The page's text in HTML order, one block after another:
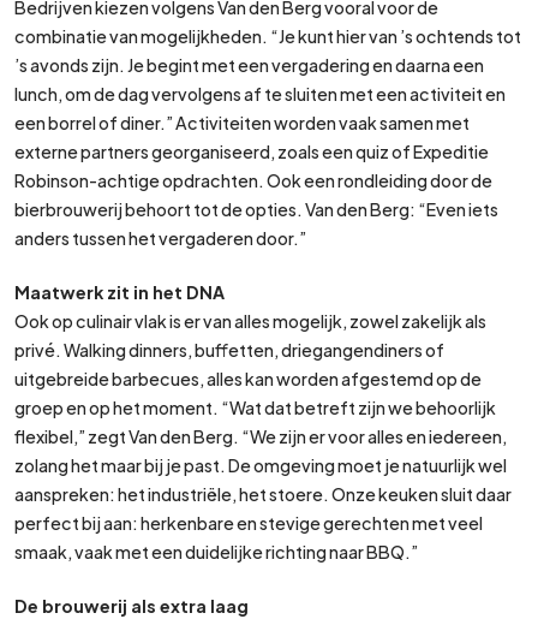
Bedrijven kiezen volgens Van den Berg vooral voor de
combinatie van mogelijkheden. “Je kunt hier van ’s ochtends tot
’s avonds zijn. Je begint met een vergadering en daarna een
lunch, om de dag vervolgens af te sluiten met een activiteit en
een borrel of diner.” Activiteiten worden vaak samen met
externe partners georganiseerd, zoals een quiz of Expeditie
Robinson-achtige opdrachten. Ook een rondleiding door de
bierbrouwerij behoort tot de opties. Van den Berg: “Even iets
anders tussen het vergaderen door.”
Maatwerk zit in het DNA
Ook op culinair vlak is er van alles mogelijk, zowel zakelijk als
privé. Walking dinners, buffetten, driegangendiners of
uitgebreide barbecues, alles kan worden afgestemd op de
groep en op het moment. “Wat dat betreft zijn we behoorlijk
flexibel,” zegt Van den Berg. “We zijn er voor alles en iedereen,
zolang het maar bij je past. De omgeving moet je natuurlijk wel
aanspreken: het industriële, het stoere. Onze keuken sluit daar
perfect bij aan: herkenbare en stevige gerechten met veel
smaak, vaak met een duidelijke richting naar BBQ.”
De brouwerij als extra laag